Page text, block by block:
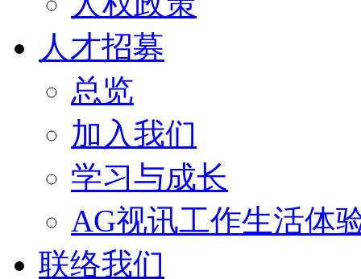
人才招募
总览
加入我们
学习与成长
AG视讯工作生活体
联络我们